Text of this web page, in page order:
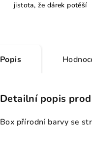
jistota, že dárek potěší
Popis
Detailní popis
Box přírodní barvy se